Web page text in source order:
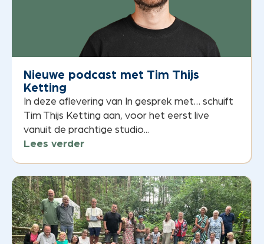
Nieuwe podcast met Tim Thijs
Ketting
In deze aflevering van In gesprek met… schuift
Tim Thijs Ketting aan, voor het eerst live
vanuit de prachtige studio...
Lees verder